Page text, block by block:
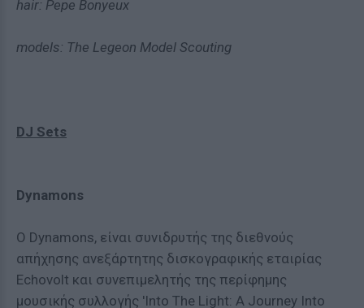
hair: Pepe Bonyeux
models: The Legeon Model Scouting
DJ Sets
Dynamons
O Dynamons, είναι συνιδρυτής της διεθνούς
απήχησης ανεξάρτητης δισκογραφικής εταιρίας
Echovolt και συνεπιμελητής της περίφημης
μουσικής συλλογής 'Into The Light: A Journey Into